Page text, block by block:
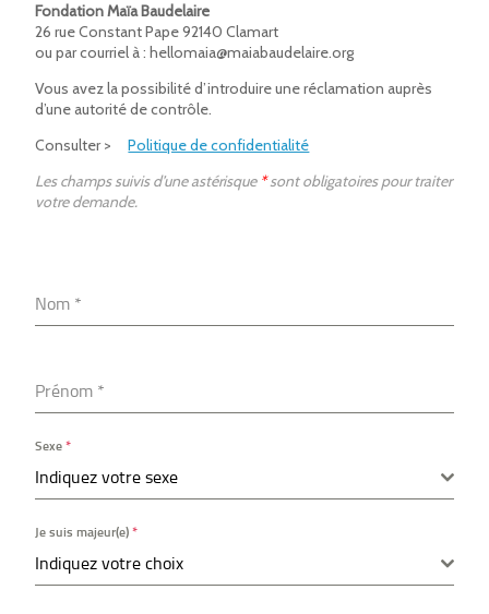
Fondation Maïa Baudelaire
26 rue Constant Pape 92140 Clamart
ou par courriel à : hellomaia@maiabaudelaire.org
Vous avez la possibilité d’introduire une réclamation auprès
d’une autorité de contrôle.
Consulter >Politique de confidentialité
Les champs suivis d’une astérisque *sont obligatoires pour traiter
votre demande.
Nom *
Prénom *
Sexe*
Indiquez votre sexe
Je suis majeur(e)*
Indiquez votre choix